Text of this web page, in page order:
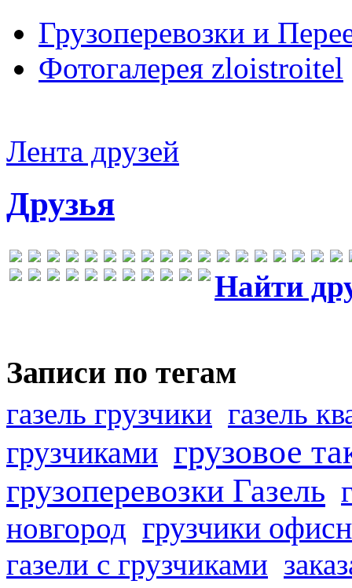
Грузоперевозки и
Фотогалерея zloistroitel
Лента друзей
Друзья
Найти
Записи по тегам
газель грузчики газель
грузчиками грузовое
грузоперевозки Газель
новгород грузчики
газели с грузчиками